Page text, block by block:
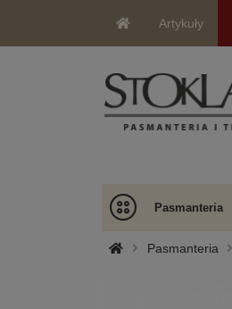
Artykuły
Pasmanteria
Pasmanteria